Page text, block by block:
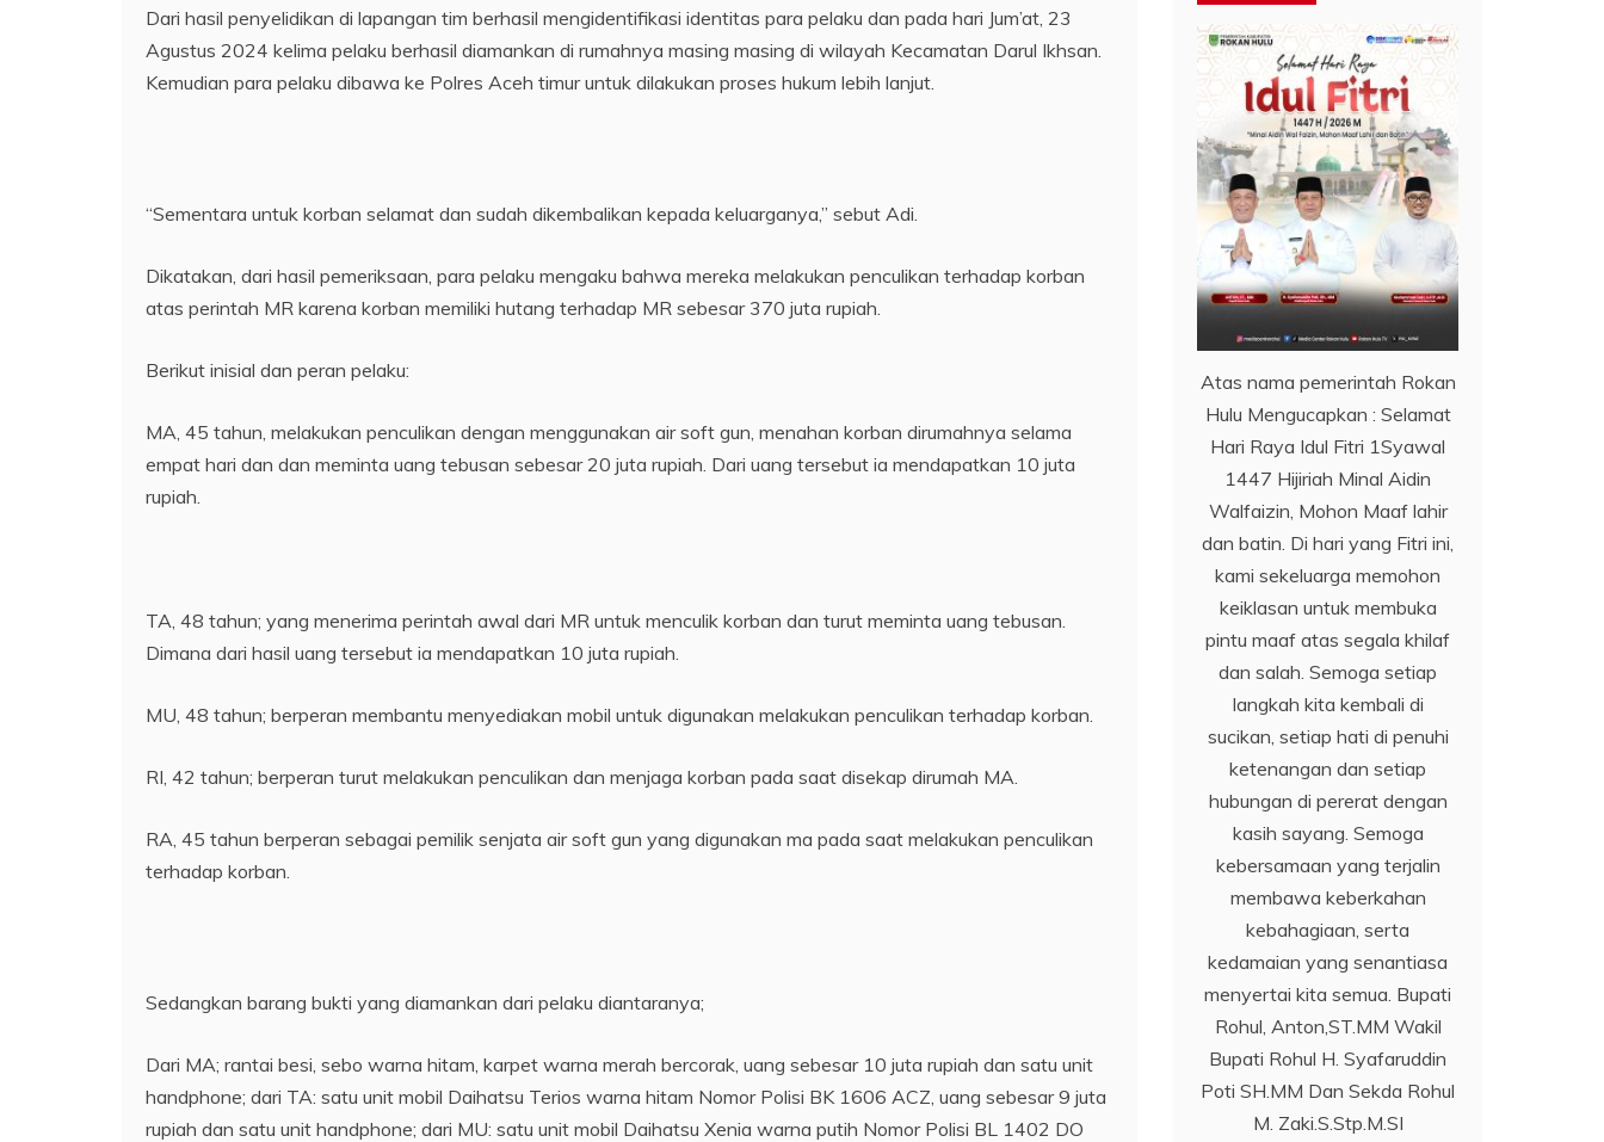
Dari hasil penyelidikan di lapangan tim berhasil mengidentifikasi identitas para pelaku dan pada hari Jum’at, 23
Agustus 2024 kelima pelaku berhasil diamankan di rumahnya masing masing di wilayah Kecamatan Darul Ikhsan.
Kemudian para pelaku dibawa ke Polres Aceh timur untuk dilakukan proses hukum lebih lanjut.
“Sementara untuk korban selamat dan sudah dikembalikan kepada keluarganya,” sebut Adi.
Dikatakan, dari hasil pemeriksaan, para pelaku mengaku bahwa mereka melakukan penculikan terhadap korban
atas perintah MR karena korban memiliki hutang terhadap MR sebesar 370 juta rupiah.
Berikut inisial dan peran pelaku:
MA, 45 tahun, melakukan penculikan dengan menggunakan air soft gun, menahan korban dirumahnya selama
empat hari dan dan meminta uang tebusan sebesar 20 juta rupiah. Dari uang tersebut ia mendapatkan 10 juta
rupiah.
TA, 48 tahun; yang menerima perintah awal dari MR untuk menculik korban dan turut meminta uang tebusan.
Dimana dari hasil uang tersebut ia mendapatkan 10 juta rupiah.
MU, 48 tahun; berperan membantu menyediakan mobil untuk digunakan melakukan penculikan terhadap korban.
RI, 42 tahun; berperan turut melakukan penculikan dan menjaga korban pada saat disekap dirumah MA.
RA, 45 tahun berperan sebagai pemilik senjata air soft gun yang digunakan ma pada saat melakukan penculikan
terhadap korban.
Sedangkan barang bukti yang diamankan dari pelaku diantaranya;
Dari MA; rantai besi, sebo warna hitam, karpet warna merah bercorak, uang sebesar 10 juta rupiah dan satu unit
handphone; dari TA: satu unit mobil Daihatsu Terios warna hitam Nomor Polisi BK 1606 ACZ, uang sebesar 9 juta
rupiah dan satu unit handphone; dari MU: satu unit mobil Daihatsu Xenia warna putih Nomor Polisi BL 1402 DO
Atas nama pemerintah Rokan
Hulu Mengucapkan : Selamat
Hari Raya Idul Fitri 1Syawal
1447 Hijiriah Minal Aidin
Walfaizin, Mohon Maaf lahir
dan batin. Di hari yang Fitri ini,
kami sekeluarga memohon
keiklasan untuk membuka
pintu maaf atas segala khilaf
dan salah. Semoga setiap
langkah kita kembali di
sucikan, setiap hati di penuhi
ketenangan dan setiap
hubungan di pererat dengan
kasih sayang. Semoga
kebersamaan yang terjalin
membawa keberkahan
kebahagiaan, serta
kedamaian yang senantiasa
menyertai kita semua. Bupati
Rohul, Anton,ST.MM Wakil
Bupati Rohul H. Syafaruddin
Poti SH.MM Dan Sekda Rohul
M. Zaki.S.Stp.M.SI